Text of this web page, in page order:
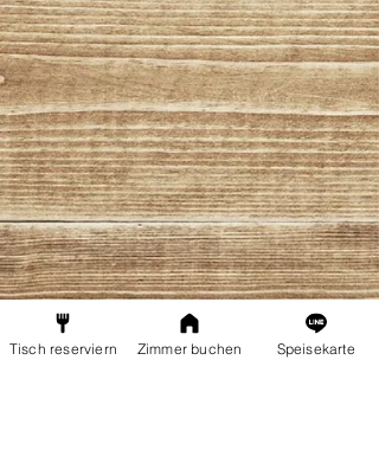
Tisch reserviern Zimmer buchen Speisekarte